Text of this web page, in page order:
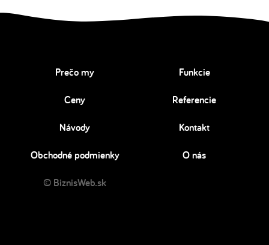
Prečo my Funkcie
Ceny Referencie
Návody Kontakt
Obchodné podmienky O nás
© BiznisWeb.sk